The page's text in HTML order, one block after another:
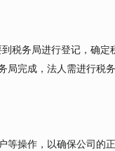
税务局进行登记，确
局完成，法人需进行税
等操作，以确保公司的